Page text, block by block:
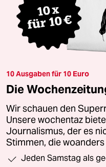
10 Ausgaben für 10 Euro
Die
Wir schauen den
Unsere wochentaz
Journalismus, der es
Stimmen, die
Jeden Samstag als